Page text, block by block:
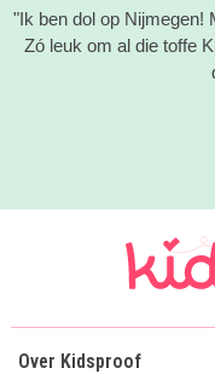
"Ik ben dol op Nijmegen!
Zó leuk om al die toffe
Over Kidsproof